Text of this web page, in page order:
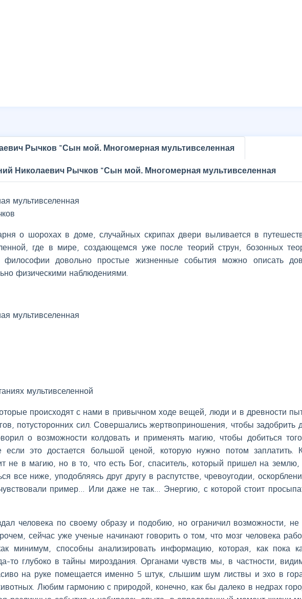
Рычков "Сын мой. Многомерная мультивселенная
Николаевич Рычков "Сын мой. Многомерная мультивселенная
мультивселенная
о шорохах в доме, случайных скрипах двери выливается в
где в мире, создающемся уже после теорий струн, бозонных
философии довольно простые жизненные события можно описать
физическими наблюдениями.
мультивселенная
мультивселенной
происходят с нами в привычном ходе вещей, люди и в древности
потусторонних сил. Совершались жертвоприношения, чтобы задобрить
о возможности колдовать и применять магию, чтобы добиться
это достается большой ценой, которую нужно потом заплатить.
не в магию, но в то, что есть Бог, спаситель, который пришел на землю,
все ниже, уподобляясь друг другу в распутстве, чревоугодии,
пример… Или даже не так… Энергию, с которой стоит
человека по своему образу и подобию, но ограничил возможности, не
сейчас уже ученые начинают говорить о том, что мозг человека
минимум, способны анализировать информацию, которая, как пока
то глубоко в тайны мироздания. Органами чувств мы, в частности,
на руке помещается именно 5 штук, слышим шум листвы и эхо в
Любим гармонию с природой, конечно, как бы далеко в недрах